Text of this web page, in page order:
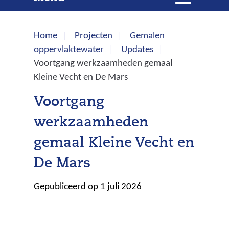
e
k
e
n
i
l
a
p
p
e
n
Home Projecten
Gemalen
oppervlaktewater
Updates
Voortgang werkzaamheden gemaal
Kleine Vecht en De Mars
Voortgang
werkzaamheden
gemaal Kleine Vecht en
De Mars
Gepubliceerd op 1 juli 2026